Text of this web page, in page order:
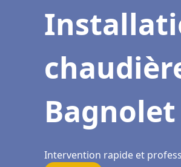
Bagnolet
Intervention rapide et